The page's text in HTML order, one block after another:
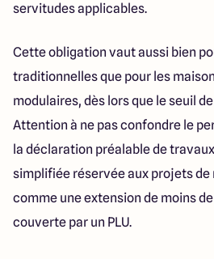
servitudes applicables.
Cette obligation vaut aussi bien
traditionnelles que pour les
modulaires, dès lors que le seuil
Attention à ne pas confondre le
la déclaration préalable de
simplifiée réservée aux projets de
comme une extension de moins
couverte par un PLU.